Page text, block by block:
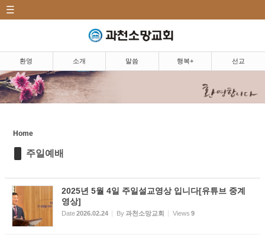
환영 소개 말씀 행복+ 선교
Home
주일예배
2025년 5월 4일 주일설교영상 입니다[유튜브 중계
영상]
Date2026.02.24 By과천소망교회 Views 9
소개|Introduction
말씀|Message
5분 설교
마르지 않는 샘
찬양
행복+|Community
선교|Mission
Sketchbook5, 스케치북5
Sketchbook5, 스케치북5